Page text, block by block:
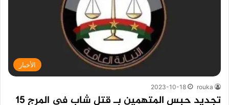
الأخبار
rouka
2023-10-18
تجديد حبس المتهمين بـ قتل شاب في المرج 15